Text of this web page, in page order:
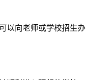
以向老师或学校招生办